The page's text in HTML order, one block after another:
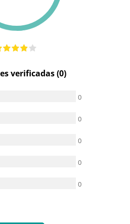
verificadas (0)
0
0
0
0
0